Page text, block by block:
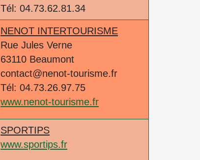
Tél: 04.73.62.81.34
NENOT INTERTOURISME
Rue Jules Verne
63110 Beaumont
contact@nenot-tourisme.fr
Tél: 04.73.26.97.75
www.nenot-tourisme.fr
SPORTIPS
www.sportips.fr